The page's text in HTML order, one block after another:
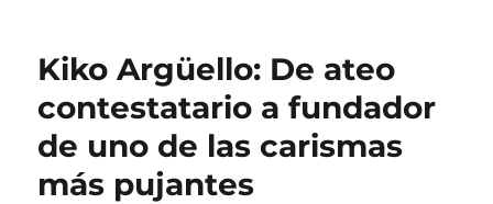
Kiko Argüello: De ateo
contestatario a fundador
de uno de las carismas
más pujantes